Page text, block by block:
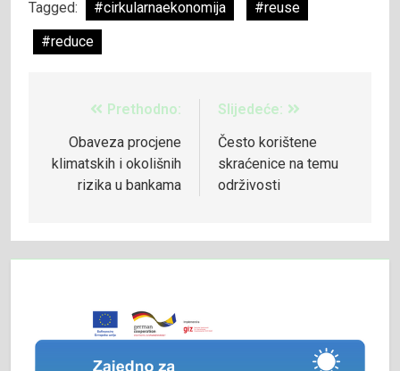
Tagged: #cirkularnaekonomija
#reuse
#reduce
Prethodno:
Obaveza procjene
klimatskih i okolišnih
rizika u bankama
Slijedeće:
Često korištene
skraćenice na temu
održivosti